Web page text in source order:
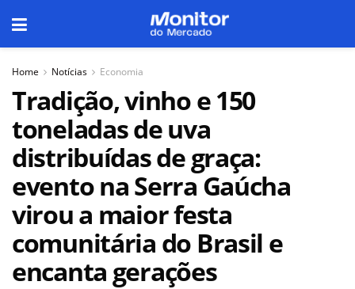
Home Notícias Economia
Tradição, vinho e 150
toneladas de uva
distribuídas de graça:
evento na Serra Gaúcha
virou a maior festa
comunitária do Brasil e
encanta gerações